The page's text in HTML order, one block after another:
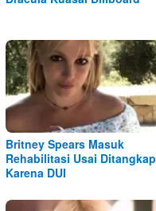
Britney Spears Masuk
Rehabilitasi Usai Ditangkap
Karena DUI